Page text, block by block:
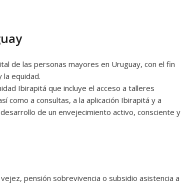
de las personas mayores en Uruguay, con el fin
la equidad.
Ibirapitá que incluye el acceso a talleres
como a consultas, a la aplicación Ibirapitá y a
de un envejecimiento activo, consciente y
pensión sobrevivencia o subsidio asistencia a